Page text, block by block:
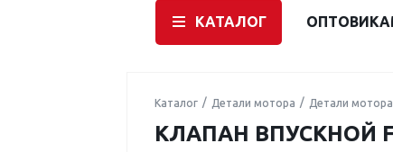
КАТАЛОГ
Каталог Детали мотора Детали мотора
КЛАПАН ВПУСКНОЙ